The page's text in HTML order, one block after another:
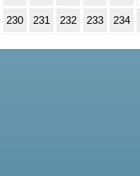
230 231 232 233 234